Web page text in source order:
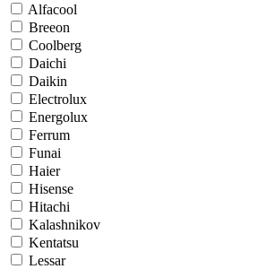
Alfacool
Breeon
Coolberg
Daichi
Daikin
Electrolux
Energolux
Ferrum
Funai
Haier
Hisense
Hitachi
Kalashnikov
Kentatsu
Lessar